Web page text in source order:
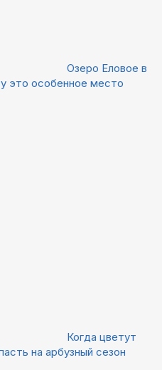
Озеро Еловое в
это особенное место
Когда цветут
на арбузный сезон